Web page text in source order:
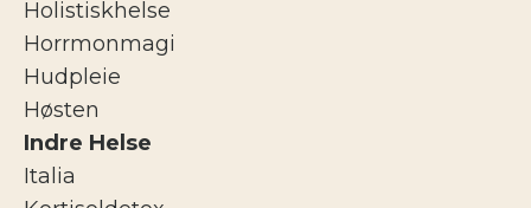
Holistiskhelse
Horrmonmagi
Hudpleie
Høsten
Indre Helse
Italia